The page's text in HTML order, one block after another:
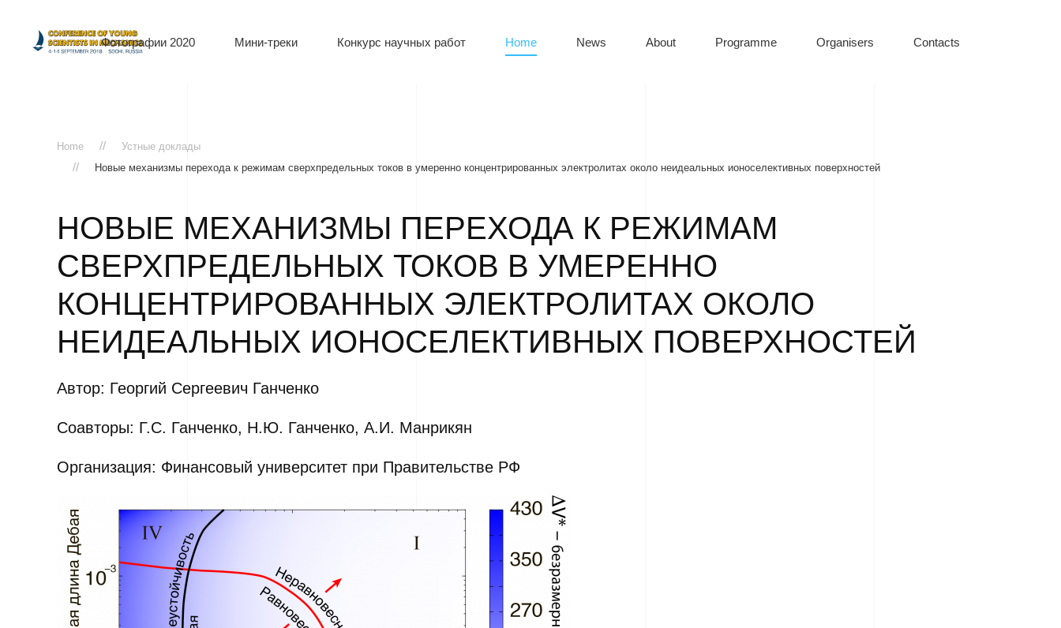
Фотографии 2020 Мини-треки Конкурс научных работ Home News About Programme Organisers Contacts
Home
Устные доклады
Новые механизмы перехода к режимам сверхпредельных токов в умеренно концентрированных электролитах около неидеальных ионоселективных поверхностей
НОВЫЕ МЕХАНИЗМЫ ПЕРЕХОДА К РЕЖИМАМ
СВЕРХПРЕДЕЛЬНЫХ ТОКОВ В УМЕРЕННО
КОНЦЕНТРИРОВАННЫХ ЭЛЕКТРОЛИТАХ ОКОЛО
НЕИДЕАЛЬНЫХ ИОНОСЕЛЕКТИВНЫХ ПОВЕРХНОСТЕЙ
Автор: Георгий Сергеевич Ганченко
Соавторы: Г.C. Ганченко, Н.Ю. Ганченко, А.И. Манрикян
Организация: Финансовый университет при Правительстве РФ